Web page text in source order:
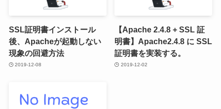
SSL証明書インストール
後、Apacheが起動しない
現象の回避方法
2019-12-08
【Apache 2.4.8 + SSL 証
明書】Apache2.4.8 に SSL
証明書を実装する。
2019-12-02